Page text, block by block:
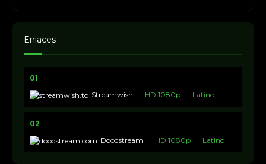
Enlaces
01
Streamwish
HD 1080p Latino
02
Doodstream
HD 1080p Latino